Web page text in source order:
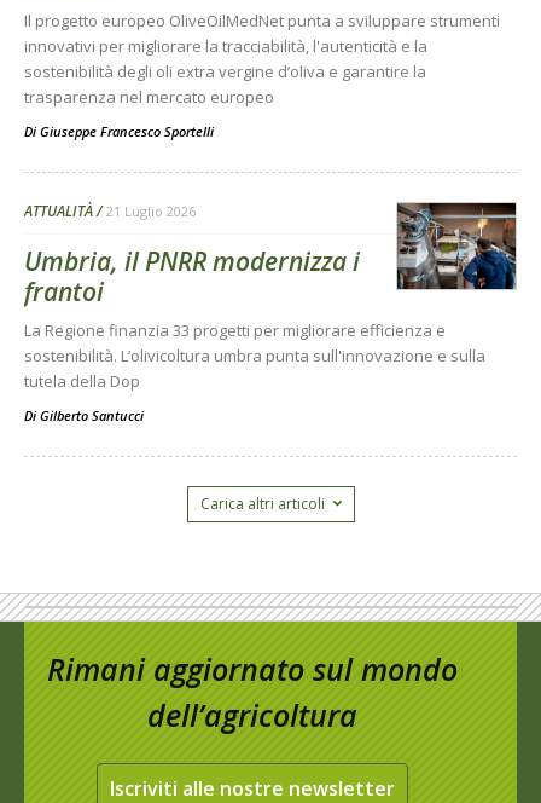
Il progetto europeo OliveOilMedNet punta a sviluppare strumenti
innovativi per migliorare la tracciabilità, l'autenticità e la
sostenibilità degli oli extra vergine d’oliva e garantire la
trasparenza nel mercato europeo
Di Giuseppe Francesco Sportelli
ATTUALITÀ 21 Luglio 2026
Umbria, il PNRR modernizza i
frantoi
La Regione finanzia 33 progetti per migliorare efficienza e
sostenibilità. L’olivicoltura umbra punta sull'innovazione e sulla
tutela della Dop
Di Gilberto Santucci
Carica altri articoli
Rimani aggiornato sul mondo
dell’agricoltura
Iscriviti alle nostre newsletter